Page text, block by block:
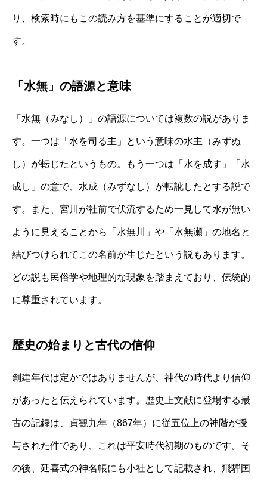
り、検索時にもこの読み方を基準にすることが適切で
す。
「水無」の語源と意味
「水無（みなし）」の語源については複数の説がありま
す。一つは「水を司る主」という意味の水主（みずぬ
し）が転じたというもの。もう一つは「水を成す」「水
成し」の意で、水成（みずなし）が転訛したとする説で
す。また、宮川が社前で伏流するため一見して水が無い
ように見えることから「水無川」や「水無瀬」の地名と
結びつけられてこの名前が生じたという説もあります。
どの説も民俗学や地理的な現象を踏まえており、伝統的
に尊重されています。
歴史の始まりと古代の信仰
創建年代は定かではありませんが、神代の時代より信仰
があったと伝えられています。歴史上文献に登場する最
古の記録は、貞観九年（867年）に従五位上の神階が授
与された件であり、これは平安時代初期のものです。そ
の後、延喜式の神名帳にも小社として記載され、飛騨国